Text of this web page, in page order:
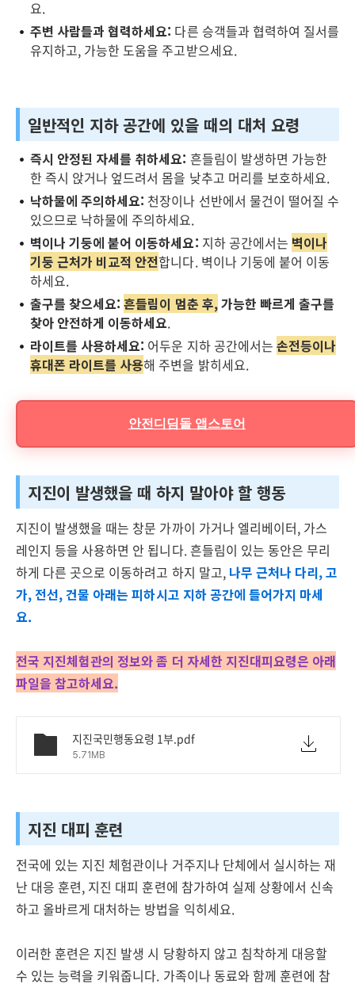
요.
주변 사람들과 협력하세요: 다른 승객들과 협력하여 질서를
유지하고, 가능한 도움을 주고받으세요.
일반적인 지하 공간에 있을 때의 대처 요령
즉시 안정된 자세를 취하세요: 흔들림이 발생하면 가능한
한 즉시 앉거나 엎드려서 몸을 낮추고 머리를 보호하세요.
낙하물에 주의하세요: 천장이나 선반에서 물건이 떨어질 수
있으므로 낙하물에 주의하세요.
벽이나 기둥에 붙어 이동하세요: 지하 공간에서는 벽이나
기둥 근처가 비교적 안전합니다. 벽이나 기둥에 붙어 이동
하세요.
출구를 찾으세요: 흔들림이 멈춘 후,가능한 빠르게 출구를
찾아 안전하게 이동하세요.
라이트를 사용하세요: 어두운 지하 공간에서는 손전등이나
휴대폰 라이트를 사용해 주변을 밝히세요.
안전디딤돌 앱스토어
지진이 발생했을 때 하지 말아야 할 행동
지진이 발생했을 때는 창문 가까이 가거나 엘리베이터, 가스
레인지 등을 사용하면 안 됩니다. 흔들림이 있는 동안은 무리
하게 다른 곳으로 이동하려고 하지 말고, 나무 근처나 다리, 고
가, 전선, 건물 아래는 피하시고 지하 공간에 들어가지 마세
요.
전국 지진체험관의 정보와 좀 더 자세한 지진대피요령은 아래
파일을 참고하세요.
지진국민행동요령 1부.pdf
5.71MB
지진 대피 훈련
전국에 있는 지진 체험관이나 거주지나 단체에서 실시하는 재
난 대응 훈련, 지진 대피 훈련에 참가하여 실제 상황에서 신속
하고 올바르게 대처하는 방법을 익히세요.
이러한 훈련은 지진 발생 시 당황하지 않고 침착하게 대응할
수 있는 능력을 키워줍니다. 가족이나 동료와 함께 훈련에 참